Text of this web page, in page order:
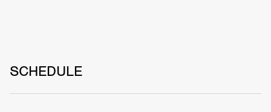
SCHEDULE